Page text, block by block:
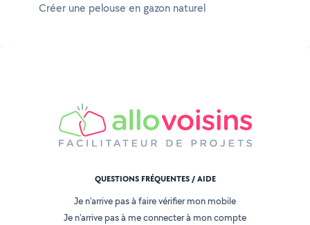
Créer une pelouse en gazon naturel
QUESTIONS FRÉQUENTES / AIDE
Je n'arrive pas à faire vérifier mon mobile
Je n'arrive pas à me connecter à mon compte